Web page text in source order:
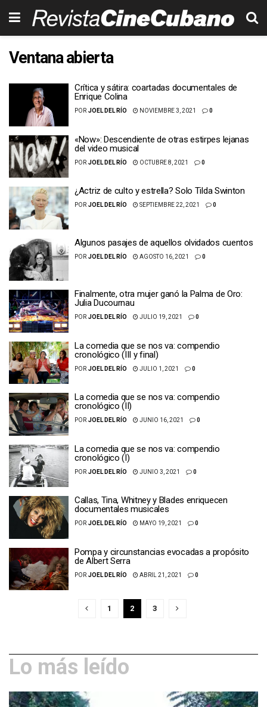
Ventana abierta
Crítica y sátira: coartadas documentales de
Enrique Colina
POR JOEL DEL RÍO NOVIEMBRE 3, 2021 0
«Now»: Descendiente de otras estirpes lejanas
del video musical
POR JOEL DEL RÍO OCTUBRE 8, 2021 0
¿Actriz de culto y estrella? Solo Tilda Swinton
POR JOEL DEL RÍO SEPTIEMBRE 22, 2021 0
Algunos pasajes de aquellos olvidados cuentos
POR JOEL DEL RÍO AGOSTO 16, 2021 0
Finalmente, otra mujer ganó la Palma de Oro:
Julia Ducournau
POR JOEL DEL RÍO JULIO 19, 2021 0
La comedia que se nos va: compendio
cronológico (III y final)
POR JOEL DEL RÍO JULIO 1, 2021 0
La comedia que se nos va: compendio
cronológico (II)
POR JOEL DEL RÍO JUNIO 16, 2021 0
La comedia que se nos va: compendio
cronológico (I)
POR JOEL DEL RÍO JUNIO 3, 2021 0
Callas, Tina, Whitney y Blades enriquecen
documentales musicales
POR JOEL DEL RÍO MAYO 19, 2021 0
Pompa y circunstancias evocadas a propósito
de Albert Serra
POR JOEL DEL RÍO ABRIL 21, 2021 0
1 2 3
Lo más leído